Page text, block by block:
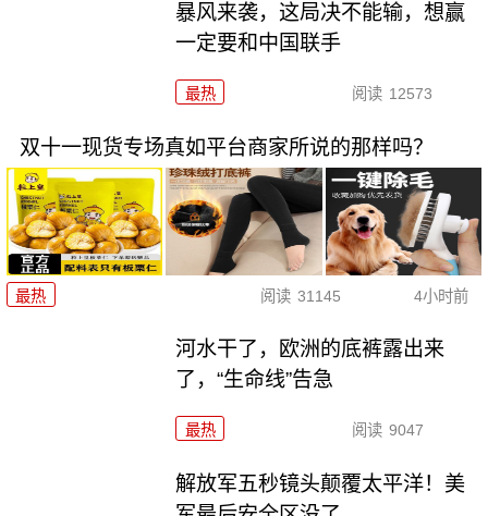
暴风来袭，这局决不能输，想赢
一定要和中国联手
最热 阅读 12573
双十一现货专场真如平台商家所说的那样吗？
最热 阅读 31145 4小时前
河水干了，欧洲的底裤露出来
了，“生命线”告急
最热 阅读 9047
解放军五秒镜头颠覆太平洋！美